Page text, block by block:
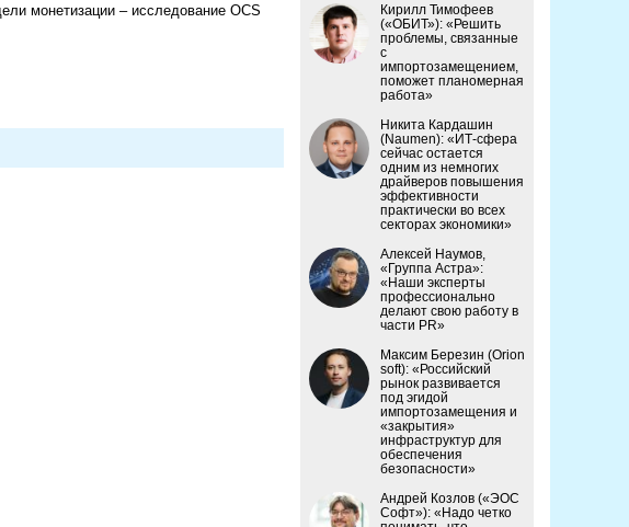
монетизации – исследование OCS
Кирилл Тимофеев
(«ОБИТ»): «Решить
проблемы, связанные
с
импортозамещением,
поможет планомерная
работа»
Никита Кардашин
(Naumen): «ИТ-сфера
сейчас остается
одним из немногих
драйверов повышения
эффективности
практически во всех
секторах экономики»
Алексей Наумов,
«Группа Астра»:
«Наши эксперты
профессионально
делают свою работу в
части PR»
Максим Березин (Orion
soft): «Российский
рынок развивается
под эгидой
импортозамещения и
«закрытия»
инфраструктур для
обеспечения
безопасности»
Андрей Козлов («ЭОС
Софт»): «Надо четко